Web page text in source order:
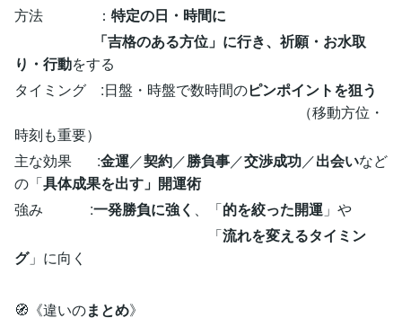
方法 ： 特定の日・時間に
「吉格のある方位」に行き、祈願・お水取
り・行動をする
タイミング :日盤・時盤で数時間のピンポイントを狙う
（移動方位・
時刻も重要）
主な効果 :金運／契約／勝負事／交渉成功／出会いなど
の「具体成果を出す」開運術
強み :一発勝負に強く 、「的を絞った開運 」や
「流れを変えるタイミン
グ」に向く
🧭《違いのまとめ》